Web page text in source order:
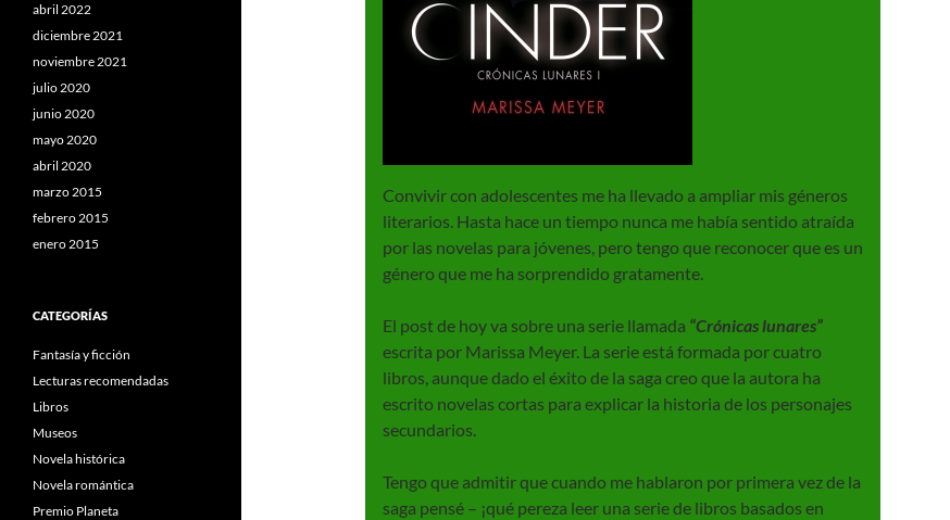
Convivir con adolescentes me ha llevado a ampliar mis géneros
literarios. Hasta hace un tiempo nunca me había sentido atraída
por las novelas para jóvenes, pero tengo que reconocer que es un
género que me ha sorprendido gratamente.
El post de hoy va sobre una serie llamada “Crónicas lunares”
escrita por Marissa Meyer. La serie está formada por cuatro
libros, aunque dado el éxito de la saga creo que la autora ha
escrito novelas cortas para explicar la historia de los personajes
secundarios.
Tengo que admitir que cuando me hablaron por primera vez de la
saga pensé – ¡qué pereza leer una serie de libros basados en
abril 2022
diciembre 2021
noviembre 2021
julio 2020
junio 2020
mayo 2020
abril 2020
marzo 2015
febrero 2015
enero 2015
CATEGORÍAS
Fantasía y ficción
Lecturas recomendadas
Libros
Museos
Novela histórica
Novela romántica
Premio Planeta